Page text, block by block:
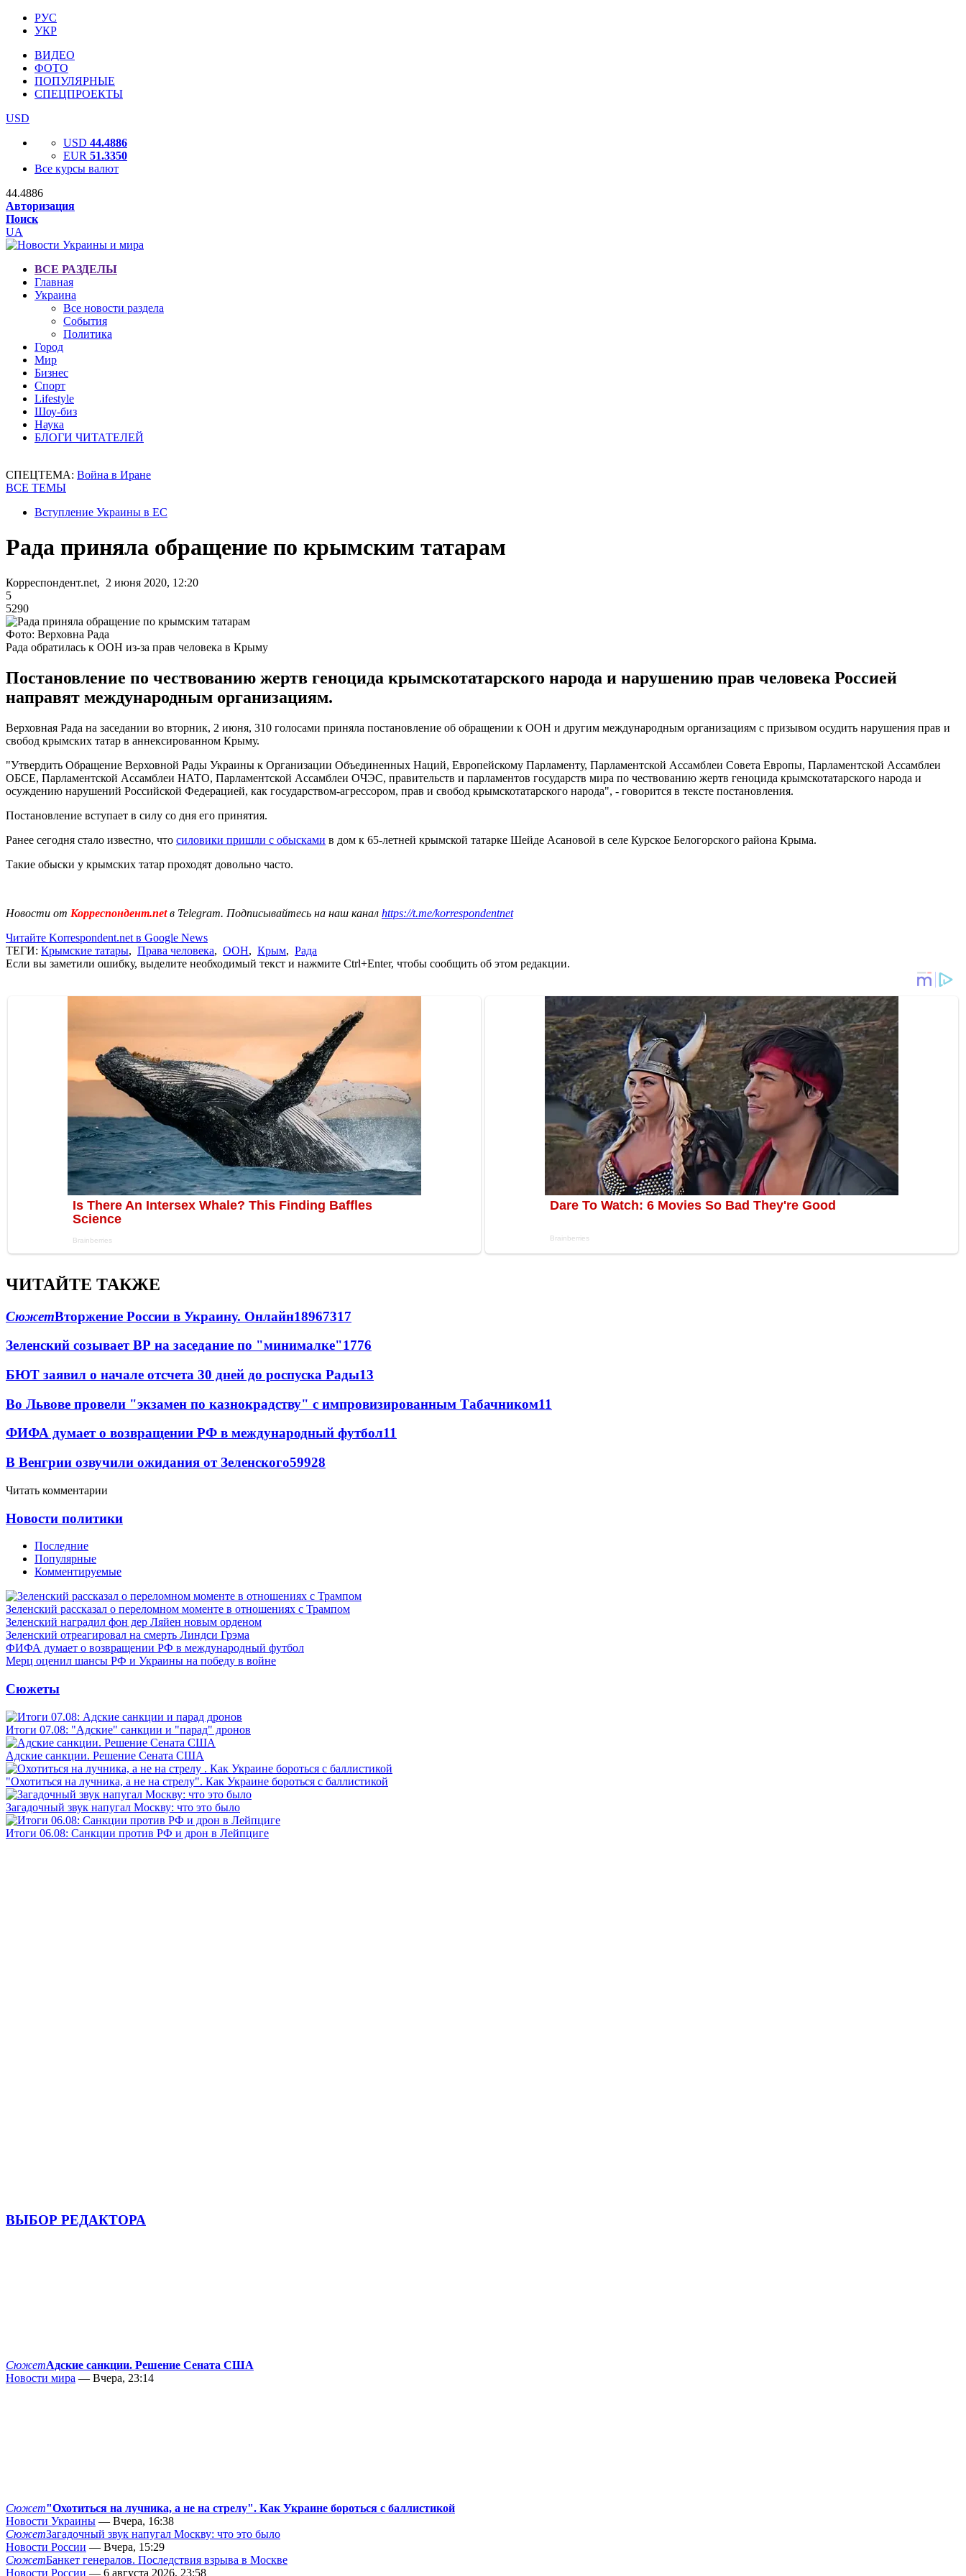
РУС
УКР
ВИДЕО
ФОТО
ПОПУЛЯРНЫЕ
СПЕЦПРОЕКТЫ
USD
USD 44.4886
EUR 51.3350
Все курсы валют
44.4886
Авторизация
Поиск
UA
ВСЕ РАЗДЕЛЫ
Главная
Украина
Все новости раздела
События
Политика
Город
Мир
Бизнес
Спорт
Lifestyle
Шоу-биз
Наука
БЛОГИ ЧИТАТЕЛЕЙ
СПЕЦТЕМА: Война в Иране
ВСЕ ТЕМЫ
Вступление Украины в ЕС
Рада приняла обращение по крымским татарам
Корреспондент.net, 2 июня 2020, 12:20
5
5290
Фото: Верховна Рада
Рада обратилась к ООН из-за прав человека в Крыму
Постановление по чествованию жертв геноцида крымскотатарского народа и нарушению прав человека Россией
направят международным организациям.
Верховная Рада на заседании во вторник, 2 июня, 310 голосами приняла постановление об обращении к ООН и другим международным организациям с призывом осудить нарушения прав и
свобод крымских татар в аннексированном Крыму.
"Утвердить Обращение Верховной Рады Украины к Организации Объединенных Наций, Европейскому Парламенту, Парламентской Ассамблеи Совета Европы, Парламентской Ассамблеи
ОБСЕ, Парламентской Ассамблеи НАТО, Парламентской Ассамблеи ОЧЭС, правительств и парламентов государств мира по чествованию жертв геноцида крымскотатарского народа и
осуждению нарушений Российской Федерацией, как государством-агрессором, прав и свобод крымскотатарского народа", - говорится в тексте постановления.
Постановление вступает в силу со дня его принятия.
Ранее сегодня стало известно, что силовики пришли с обысками в дом к 65-летней крымской татарке Шейде Асановой в селе Курское Белогорского района Крыма.
Такие обыски у крымских татар проходят довольно часто.
Новости от Корреспондент.netв Telegram. Подписывайтесь на наш канал https://t.me/korrespondentnet
Читайте Korrespondent.net в Google News
ТЕГИ: Крымские татары, Права человека, ООН, Крым, Рада
Если вы заметили ошибку, выделите необходимый текст и нажмите Ctrl+Enter, чтобы сообщить об этом редакции.
ЧИТАЙТЕ ТАКЖЕ
СюжетВторжение России в Украину. Онлайн18967317
Зеленский созывает ВР на заседание по "минималке"1776
БЮТ заявил о начале отсчета 30 дней до роспуска Рады13
Во Львове провели "экзамен по казнокрадству" с импровизированным Табачником11
ФИФА думает о возвращении РФ в международный футбол11
В Венгрии озвучили ожидания от Зеленского59928
Читать комментарии
Новости политики
Последние
Популярные
Комментируемые
Зеленский рассказал о переломном моменте в отношениях с Трампом
Зеленский наградил фон дер Ляйен новым орденом
Зеленский отреагировал на смерть Линдси Грэма
ФИФА думает о возвращении РФ в международный футбол
Мерц оценил шансы РФ и Украины на победу в войне
Сюжеты
Итоги 07.08: "Адские" санкции и "парад" дронов
Адские санкции. Решение Сената США
"Охотиться на лучника, а не на стрелу". Как Украине бороться с баллистикой
Загадочный звук напугал Москву: что это было
Итоги 06.08: Санкции против РФ и дрон в Лейпциге
ВЫБОР РЕДАКТОРА
СюжетАдские санкции. Решение Сената США
Новости мира — Вчера, 23:14
Сюжет"Охотиться на лучника, а не на стрелу". Как Украине бороться с баллистикой
Новости Украины — Вчера, 16:38
СюжетЗагадочный звук напугал Москву: что это было
Новости России — Вчера, 15:29
СюжетБанкет генералов. Последствия взрыва в Москве
Новости России — 6 августа 2026, 23:58